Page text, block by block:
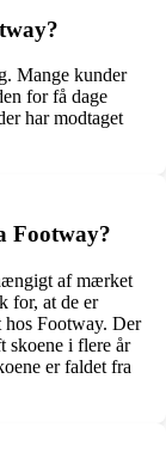
Mange kunder
for få dage
har modtaget
Footway?
af mærket
for, at de er
hos Footway. Der
skoene i flere år
er faldet fra